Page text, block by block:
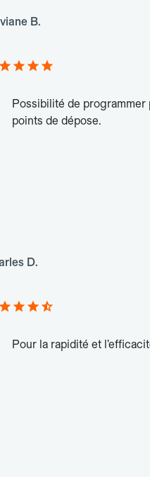
B.
Possibilité de programmer
points de dépose.
D.
Pour la rapidité et